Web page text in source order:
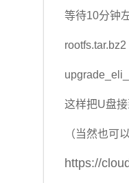
等待10分钟
rootfs.tar.bz2
这样把U盘
（当然也可
https://